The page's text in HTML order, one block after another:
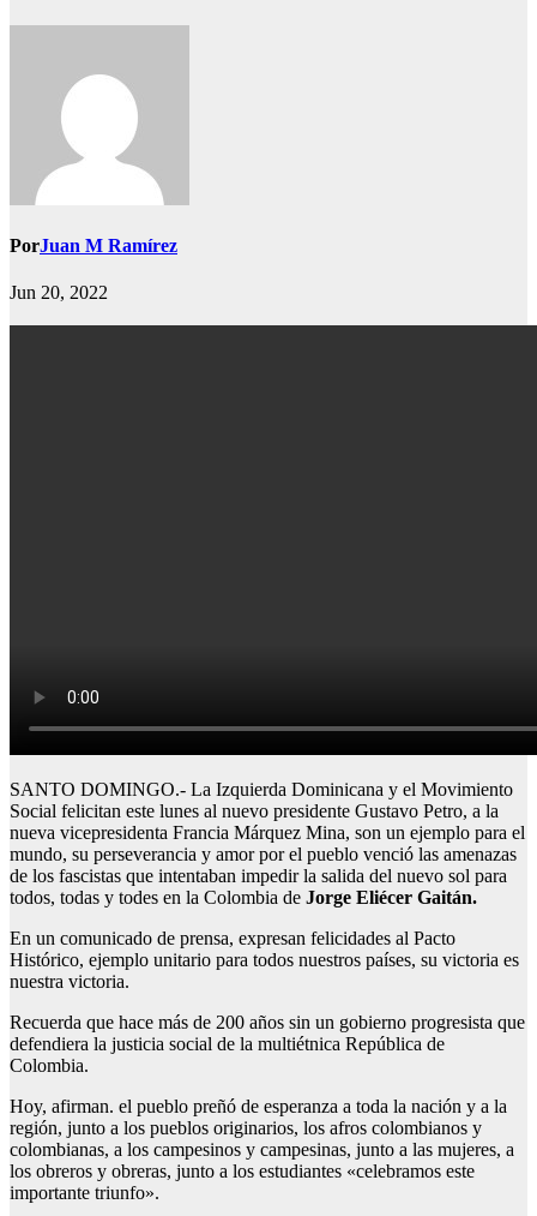
PorJuan M Ramírez
Jun 20, 2022
SANTO DOMINGO.- La Izquierda Dominicana y el Movimiento
Social felicitan este lunes al nuevo presidente Gustavo Petro, a la
nueva vicepresidenta Francia Márquez Mina, son un ejemplo para el
mundo, su perseverancia y amor por el pueblo venció las amenazas
de los fascistas que intentaban impedir la salida del nuevo sol para
todos, todas y todes en la Colombia de Jorge Eliécer Gaitán.
En un comunicado de prensa, expresan felicidades al Pacto
Histórico, ejemplo unitario para todos nuestros países, su victoria es
nuestra victoria.
Recuerda que hace más de 200 años sin un gobierno progresista que
defendiera la justicia social de la multiétnica República de
Colombia.
Hoy, afirman. el pueblo preñó de esperanza a toda la nación y a la
región, junto a los pueblos originarios, los afros colombianos y
colombianas, a los campesinos y campesinas, junto a las mujeres, a
los obreros y obreras, junto a los estudiantes «celebramos este
importante triunfo».